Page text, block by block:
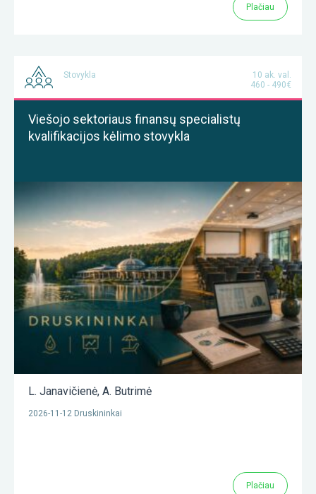
Plačiau
Stovykla
10 ak. val.
460 - 490€
Viešojo sektoriaus finansų specialistų
kvalifikacijos kėlimo stovykla
L. Janavičienė, A. Butrimė
2026-11-12 Druskininkai
Plačiau